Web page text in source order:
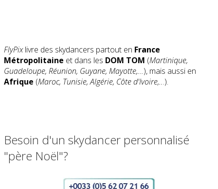
FlyPixlivre des skydancers partout en France
Métropolitaine et dans les DOM TOM (Martinique,
Guadeloupe, Réunion, Guyane, Mayotte,...), mais aussi en
Afrique (Maroc, Tunisie, Algérie, Côte d'Ivoire,...).
Besoin d'un skydancer personnalisé
"père Noël"?